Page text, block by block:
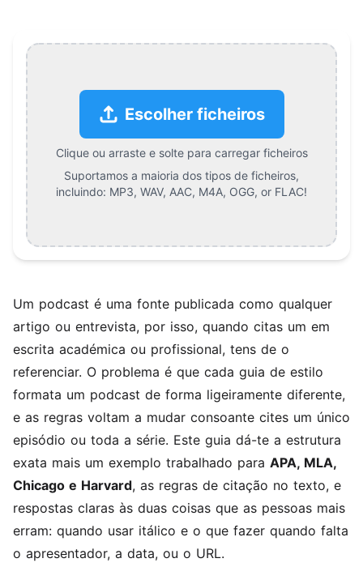
Escolher ficheiros
Clique ou arraste e solte para carregar ficheiros
Suportamos a maioria dos tipos de ficheiros,
incluindo: MP3, WAV, AAC, M4A, OGG, or FLAC!
Um podcast é uma fonte publicada como qualquer
artigo ou entrevista, por isso, quando citas um em
escrita académica ou profissional, tens de o
referenciar. O problema é que cada guia de estilo
formata um podcast de forma ligeiramente diferente,
e as regras voltam a mudar consoante cites um único
episódio ou toda a série. Este guia dá-te a estrutura
exata mais um exemplo trabalhado para APA, MLA,
Chicago e Harvard, as regras de citação no texto, e
respostas claras às duas coisas que as pessoas mais
erram: quando usar itálico e o que fazer quando falta
o apresentador, a data, ou o URL.